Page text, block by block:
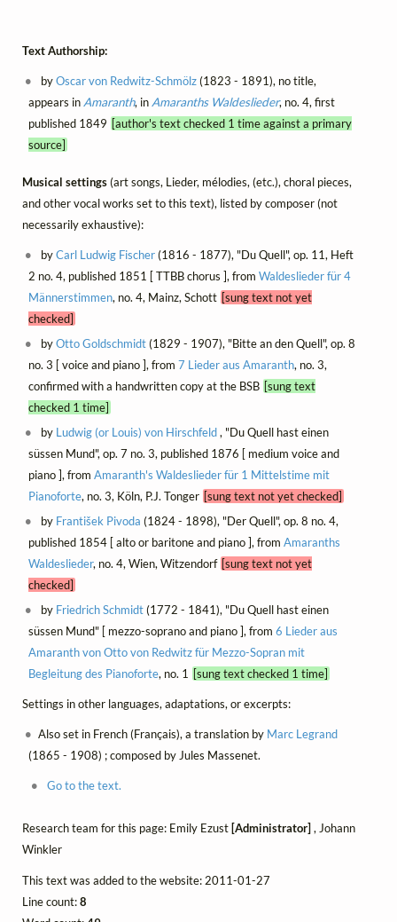
Text Authorship:
byOscar von Redwitz-Schmölz(1823 - 1891), no title,
appears in Amaranth, in Amaranths Waldeslieder, no. 4, first
published 1849 [author's text checked 1 time against a primary
source]
Musical settings(art songs, Lieder, mélodies, (etc.), choral pieces,
and other vocal works set to this text), listed by composer (not
necessarily exhaustive):
byCarl Ludwig Fischer(1816 - 1877), "Du Quell", op. 11, Heft
2 no. 4, published 1851 [ TTBB chorus ], from Waldeslieder für 4
Männerstimmen, no. 4, Mainz, Schott [sung text not yet
checked]
byOtto Goldschmidt(1829 - 1907), "Bitte an den Quell", op. 8
no. 3 [ voice and piano ], from 7 Lieder aus Amaranth, no. 3,
confirmed with a handwritten copy at the BSB [sung text
checked 1 time]
by Ludwig (or Louis) von Hirschfeld, "Du Quell hast einen
süssen Mund", op. 7 no. 3, published 1876 [ medium voice and
piano ], from Amaranth's Waldeslieder für 1 Mittelstime mit
Pianoforte, no. 3, Köln, P.J. Tonger [sung text not yet checked]
by František Pivoda (1824 - 1898), "Der Quell", op. 8 no. 4,
published 1854 [ alto or baritone and piano ], from Amaranths
Waldeslieder, no. 4, Wien, Witzendorf [sung text not yet
checked]
by Friedrich Schmidt(1772 - 1841), "Du Quell hast einen
süssen Mund" [ mezzo-soprano and piano ], from 6 Lieder aus
Amaranth von Otto von Redwitz für Mezzo-Sopran mit
Begleitung des Pianoforte, no. 1 [sung text checked 1 time]
Settings in other languages, adaptations, or excerpts:
Also set in French (Français), a translation by Marc Legrand
(1865 - 1908) ; composed by Jules Massenet.
Go to the text.
Research team for this page: Emily Ezust [Administrator] , Johann
Winkler
This text was added to the website: 2011-01-27
Line count:8